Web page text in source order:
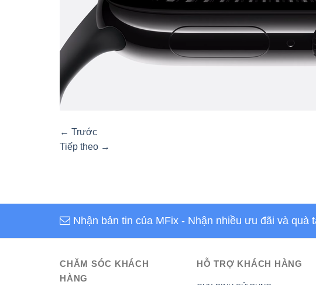
← Trước
Tiếp theo →
Nhận bản tin của MFix - Nhận nhiều ưu đãi và quà
CHĂM SÓC KHÁCH
HÀNG
HỖ TRỢ KHÁCH HÀNG